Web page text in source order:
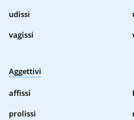
udissi
vagissi
Aggettivi
affissi
prolissi